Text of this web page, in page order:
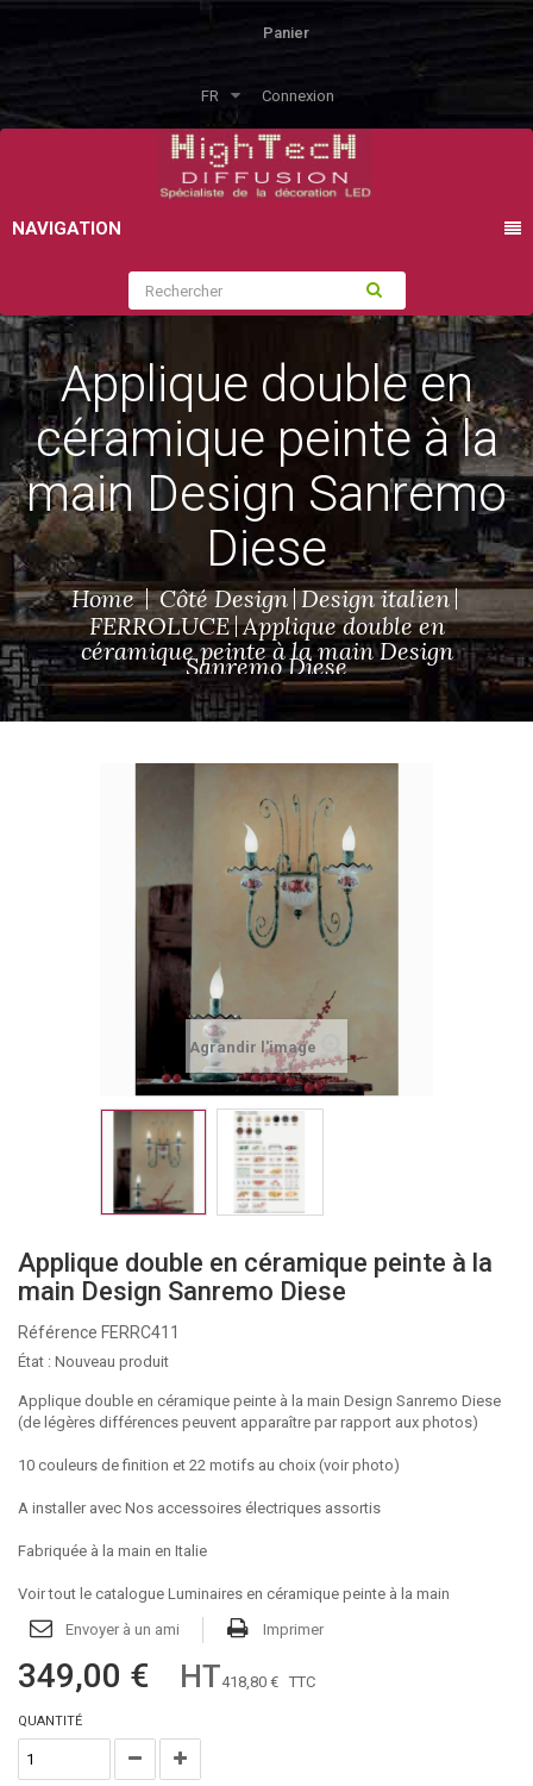
Panier
FR Connexion
NAVIGATION
Applique double en
céramique peinte à la
main Design Sanremo
Diese
Home Côté Design Design italien
FERROLUCE Applique double en
céramique peinte à la main Design
Sanremo Diese
Agrandir l'image
Applique double en céramique peinte à la
main Design Sanremo Diese
Référence FERRC411
État : Nouveau produit
Applique double en céramique peinte à la main Design Sanremo Diese
(de légères différences peuvent apparaître par rapport aux photos)
10 couleurs de finition et 22 motifs au choix (voir photo)
A installer avec Nos accessoires électriques assortis
Fabriquée à la main en Italie
Voir tout le catalogue Luminaires en céramique peinte à la main
Envoyer à un ami
Imprimer
349,00 € HT418,80 € TTC
QUANTITÉ